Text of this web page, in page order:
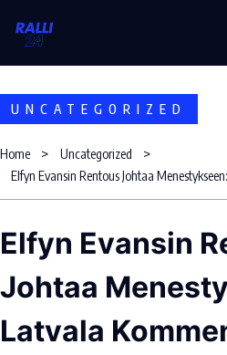
UNCATEGORIZED
Home
Uncategorized
Elfyn Evansin
Johtaa
Latvala